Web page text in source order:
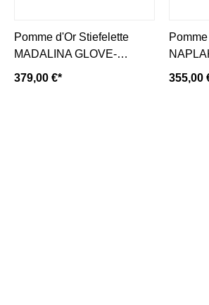
Pomme d'Or Stiefelette
MADALINA GLOVE-
dunkelblau/ navy
379,00 €* 355,00